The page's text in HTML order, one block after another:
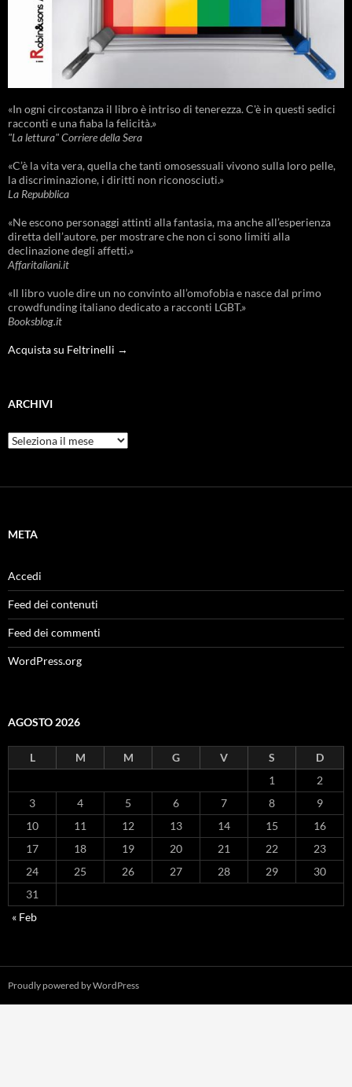
«In ogni circostanza il libro è intriso di tenerezza. C'è in questi sedici
racconti e una fiaba la felicità.»
"La lettura" Corriere della Sera
«C’è la vita vera, quella che tanti omosessuali vivono sulla loro pelle,
la discriminazione, i diritti non riconosciuti.»
La Repubblica
«Ne escono personaggi attinti alla fantasia, ma anche all’esperienza
diretta dell’autore, per mostrare che non ci sono limiti alla
declinazione degli affetti.»
Affaritaliani.it
«Il libro vuole dire un no convinto all’omofobia e nasce dal primo
crowdfunding italiano dedicato a racconti LGBT.»
Booksblog.it
Acquista su Feltrinelli →
ARCHIVI
Archivi
META
Accedi
Feed dei contenuti
Feed dei commenti
WordPress.org
AGOSTO 2026
L M M G V S
D
1
2
3
4 5 6 7 8
9
10
11 12 13 14 15
16
17
18 19 20 21 22
23
24
25 26 27 28 29
30
31
« Feb
Proudly powered by WordPress